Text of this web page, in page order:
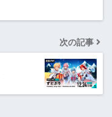
次の記事